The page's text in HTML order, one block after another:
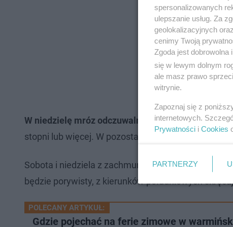
W niedzielę mróz odczuwalny będzie w całej
stopni lub więcej. W pozostałej części kraju od 0 do
Sobota i niedziela z zachmurzeniem dużym i
będzie porywisty, z kierunków południowych
POLECANY ARTYKUŁ:
Gdzie pojechać na ferie zimowe w
spersonalizowanych
ulepszanie usług. Za
geolokalizacyjnych
cenimy Twoją
Zgoda jest
się w lewym dolnym
ale masz prawo
witrynie.
Zapoznaj się z
internetowych.
Prywatności i Cookies
PARTNERZY